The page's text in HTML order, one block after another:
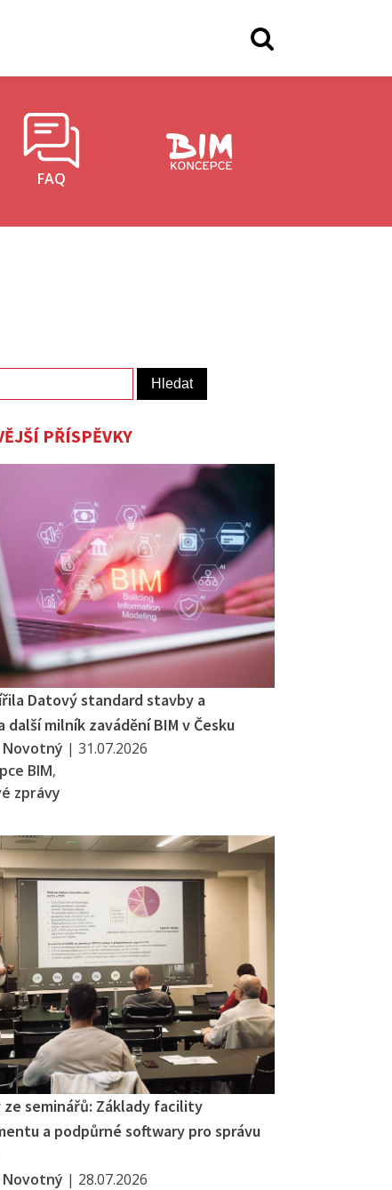
FAQ
PŘÍSPĚVKY
Datový standard stavby a
další milník zavádění BIM v Česku
Novotný | 31.07.2026
BIM,
zprávy
ze seminářů: Základy facility
a podpůrné softwary pro správu
Novotný | 28.07.2026